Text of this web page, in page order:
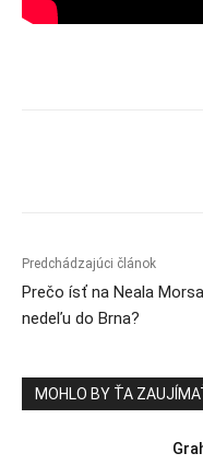
Predchádzajúci článok
Prečo ísť na Neala
nedeľu do Brna?
MOHLO BY ŤA